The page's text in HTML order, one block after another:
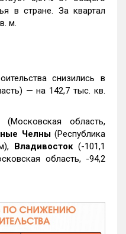
в стране. За квартал
м.
снизились в
— на 142,7 тыс. кв.
(Московская область,
Челны(Республика
Владивосток(-101,1
область, -94,2